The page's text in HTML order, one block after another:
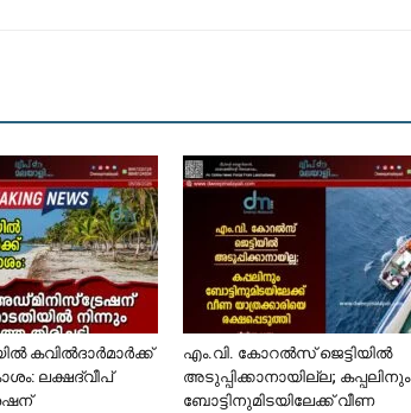
കവിൽദാർമാർക്ക്
ലക്ഷദ്വീപ്
​എം.വി. കോറൽസ് ജെട്ടിയിൽ
അടുപ്പിക്കാനായില്ല; കപ്പലിനും
ബോട്ടിനുമിടയിലേക്ക് വീണ